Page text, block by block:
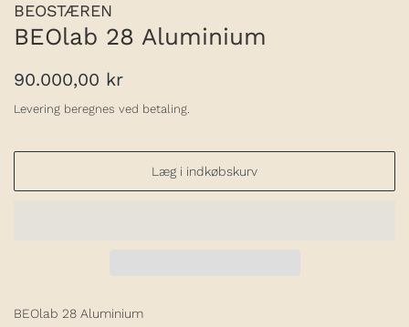
BEOSTÆREN
BEOlab 28 Aluminium
Normalpris
90.000,00 kr
Levering beregnes ved betaling.
Læg i indkøbskurv
BEOlab 28 Aluminium